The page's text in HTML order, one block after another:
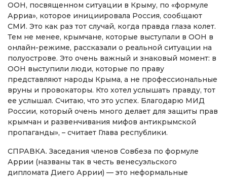
ООН, посвященном ситуации в Крыму, по «формуле
Арриа», которое инициировала Россия, сообщают
СМИ. Это как раз тот случай, когда правда глаза колет.
Тем не менее, крымчане, которые выступали в ООН в
онлайн-режиме, рассказали о реальной ситуации на
полуострове. Это очень важный и знаковый момент: в
ООН выступили люди, которые по праву
представляют народы Крыма, а не профессиональные
вруны и провокаторы. Кто хотел услышать правду, тот
ее услышал. Считаю, что это успех. Благодарю МИД
России, который очень много делает для защиты прав
крымчан и развенчивания мифов антикрымской
пропаганды», – считает Глава республики.
СПРАВКА. Заседания членов Совбеза по формуле
Аррии (названы так в честь венесуэльского
дипломата Диего Аррии) — это неформальные